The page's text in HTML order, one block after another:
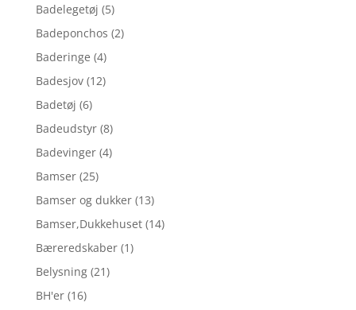
Badelegetøj (5)
Badeponchos (2)
Baderinge (4)
Badesjov (12)
Badetøj (6)
Badeudstyr (8)
Badevinger (4)
Bamser (25)
Bamser og dukker (13)
Bamser,Dukkehuset (14)
Bæreredskaber (1)
Belysning (21)
BH'er (16)